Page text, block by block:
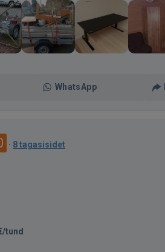
WhatsApp
· 8 tagasisidet
tund